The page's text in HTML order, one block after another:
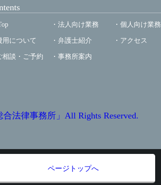
法人向け業務 個人向け業務
用について 弁護士紹介 アクセス
相談・ご予約 事務所案内
法律事務所」All Rights Reserved.
ページトップへ